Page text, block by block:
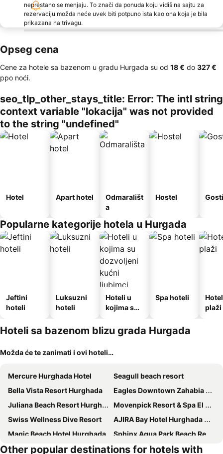
neprestano se menjaju. To znači da ponuda koju vidiš na sajtu za
rezervaciju možda neće uvek biti potpuno ista kao ona koja je bila
prikazana na trivagu.
Opseg cena
Cene za hotele sa bazenom u gradu Hurgada su od ‎18 € do ‎327 €
ppo noći.
seo_tlp_other_stays_title: Error: The intl string
context variable "lokacija" was not provided
to the string "undefined"
Hotel Apart hotel
Odmarališt
a
Hostel
Popularne kategorije hotela u Hurgada
Jeftini
hoteli
Luksuzni
hoteli
Hoteli u
kojima su
kućni
ljubimci
Spa hoteli
plaži
Hoteli sa bazenom blizu grada Hurgada
Možda će te zanimati i ovi hoteli…
Mercure Hurghada Hotel
Seagull beach resort
Bella Vista Resort Hurghada
Eagles Downtown Zahabia Resort & Aqua Park
Juliana Beach Resort Hurghada
Movenpick Resort & Spa El Gouna
Swiss Wellness Dive Resort
AJIRA Bay Hotel Hurghada Marina
Magic Beach Hotel Hurghada
Sphinx Aqua Park Beach Resort
AJIRA Boutique Hotel Hurghada Marina
Sun & Sea Hotel and Aqua Park - Hurghada
Other popular destinations for hotels with